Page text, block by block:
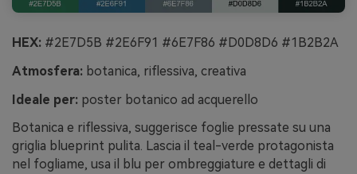
HEX: #2E7D5B #2E6F91 #6E7F86 #D0D8D6 #1B2B2A
Atmosfera: botanica, riflessiva, creativa
Ideale per: poster botanico ad acquerello
Botanica e riflessiva, suggerisce foglie pressate su una
griglia blueprint pulita. Lascia il teal-verde protagonista
nel fogliame, usa il blu per ombreggiature e dettagli di